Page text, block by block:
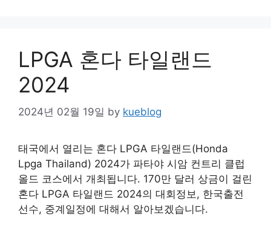
LPGA 혼다 타일랜드
2024
2024년 02월 19일 by kueblog
태국에서 열리는 혼다 LPGA 타일랜드(Honda
Lpga Thailand) 2024가 파타야 시암 컨트리 클럽
올드 코스에서 개최됩니다. 170만 달러 상금이 걸린
혼다 LPGA 타일랜드 2024의 대회정보, 한국출전
선수, 중계일정에 대해서 알아보겠습니다.